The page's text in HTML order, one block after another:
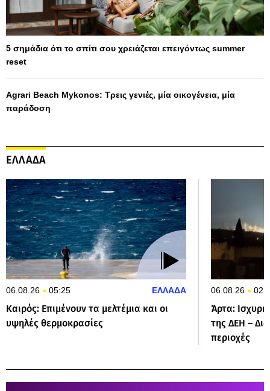
5 σημάδια ότι το σπίτι σου χρειάζεται επειγόντως summer
reset
Agrari Beach Mykonos: Τρεις γενιές, μία οικογένεια, μία
παράδοση
ΕΛΛΑΔΑ
06.08.26 05:25 ΕΛΛΑΔΑ
Καιρός: Επιμένουν τα μελτέμια και οι
υψηλές θερμοκρασίες
06.08.26
Άρτα:
της ΔΕΗ –
περιοχές